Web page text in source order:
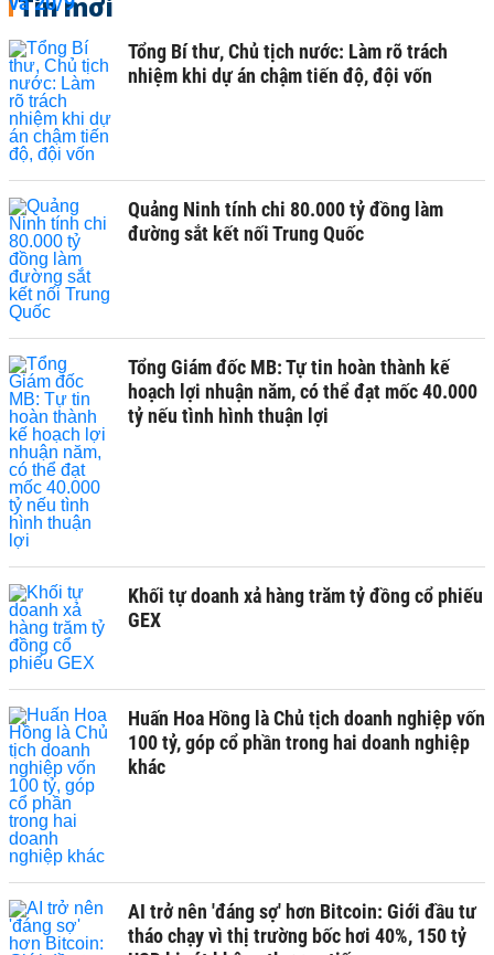
Tin mới
Tổng Bí thư, Chủ tịch nước: Làm rõ trách
nhiệm khi dự án chậm tiến độ, đội vốn
Quảng Ninh tính chi 80.000 tỷ đồng làm
đường sắt kết nối Trung Quốc
Tổng Giám đốc MB: Tự tin hoàn thành kế
hoạch lợi nhuận năm, có thể đạt mốc 40.000
tỷ nếu tình hình thuận lợi
Khối tự doanh xả hàng trăm tỷ đồng cổ phiếu
GEX
Huấn Hoa Hồng là Chủ tịch doanh nghiệp vốn
100 tỷ, góp cổ phần trong hai doanh nghiệp
khác
AI trở nên 'đáng sợ' hơn Bitcoin: Giới đầu tư
tháo chạy vì thị trường bốc hơi 40%, 150 tỷ